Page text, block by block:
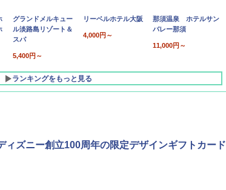
グランドメルキュー
ル淡路島リゾート＆
スパ
5,400円～
リーベルホテル大阪
4,000円～
那須温泉 ホテルサン
バレー那須
11,000円～
ランキングをもっと見る
ィズニー創立100周年の限定デザインギフトカード